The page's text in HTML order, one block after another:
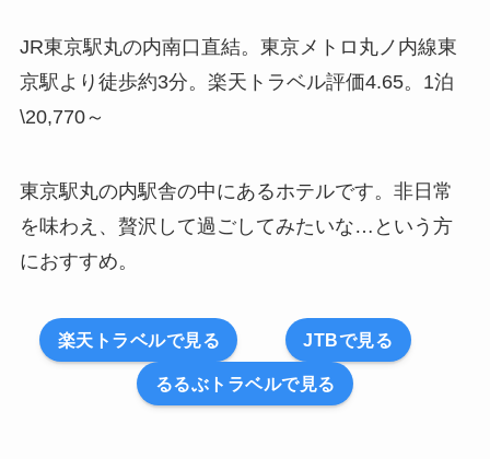
JR東京駅丸の内南口直結。東京メトロ丸ノ内線東
京駅より徒歩約3分。楽天トラベル評価4.65。1泊
\20,770～
東京駅丸の内駅舎の中にあるホテルです。非日常
を味わえ、贅沢して過ごしてみたいな…という方
におすすめ。
楽天トラベルで見る JTBで見る
るるぶトラベルで見る